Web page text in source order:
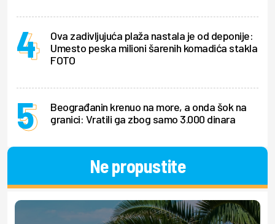
Ova zadivljujuća plaža nastala je od deponije:
Umesto peska milioni šarenih komadića stakla
FOTO
Beograđanin krenuo na more, a onda šok na
granici: Vratili ga zbog samo 3.000 dinara
Ne propustite